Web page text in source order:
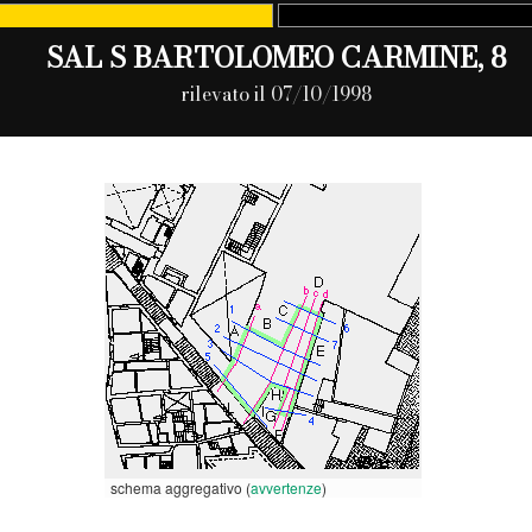
SAL S BARTOLOMEO CARMINE, 8
rilevato il 07/10/1998
schema aggregativo (avvertenze)